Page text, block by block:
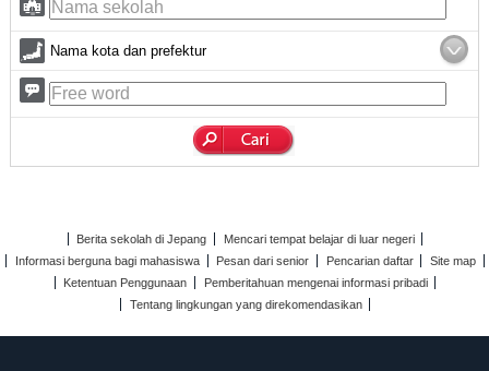
Nama kota dan prefektur
Berita sekolah di Jepang
Mencari tempat belajar di luar negeri
Informasi berguna bagi mahasiswa
Pesan dari senior Pencarian daftar
Site map
Ketentuan Penggunaan
Pemberitahuan mengenai informasi pribadi
Tentang lingkungan yang direkomendasikan